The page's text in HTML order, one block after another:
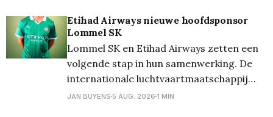
op het programma. En daarbij kwam
Verbroedering uit tegen Grenstrappers
Kolonie, en werd het 1-1,
Etihad Airways nieuwe hoofdsponsor
Lommel SK
Lommel SK en Etihad Airways zetten een
volgende stap in hun samenwerking. De
internationale luchtvaartmaatschappij
wordt vanaf het seizoen 2026/27 de
JAN BUYENS 5 AUG. 2026 1 MIN